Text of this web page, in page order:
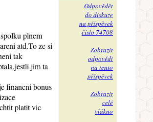
plnem
atd.To ze si
tak
jim ta
financni bonus
platit vic
Odpovědět
do diskuze
na příspěvek
číslo 74708
Zobrazit
odpovědi
na tento
příspěvek
Zobrazit
celé
vlákno